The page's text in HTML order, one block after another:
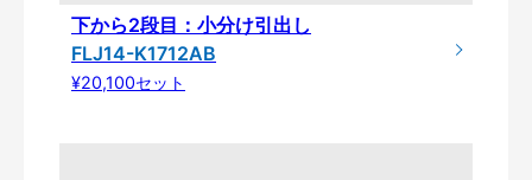
下から2段目：小分け引出し
FLJ14-K1712AB
¥20,100セット